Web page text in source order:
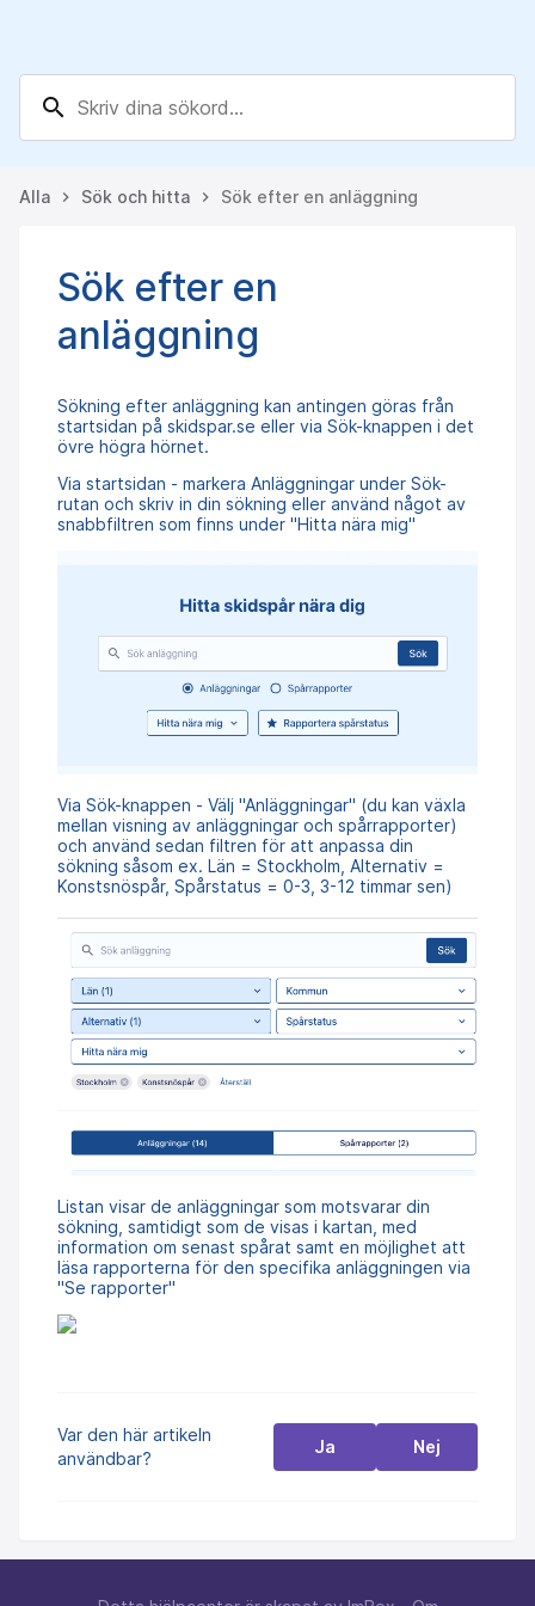
search
Alla keyboard_arrow_right Sök och hitta keyboard_arrow_right Sök efter en anläggning
Sök efter en
anläggning
Sökning efter anläggning kan antingen göras från
startsidan på skidspar.se eller via Sök-knappen i det
övre högra hörnet.
Via startsidan - markera Anläggningar under Sök-
rutan och skriv in din sökning eller använd något av
snabbfiltren som finns under "Hitta nära mig"
Via Sök-knappen - Välj "Anläggningar" (du kan växla
mellan visning av anläggningar och spårrapporter)
och använd sedan filtren för att anpassa din
sökning såsom ex. Län = Stockholm, Alternativ =
Konstsnöspår, Spårstatus = 0-3, 3-12 timmar sen)
Listan visar de anläggningar som motsvarar din
sökning, samtidigt som de visas i kartan, med
information om senast spårat samt en möjlighet att
läsa rapporterna för den specifika anläggningen via
"Se rapporter"
Var den här artikeln
användbar?
Ja Nej